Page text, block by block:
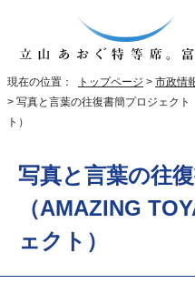
現在の位置： トップページ > 市政情
> 写真と言葉の往復書簡プロジェクト
ト）
写真と言葉の往
（AMAZING
ェクト）